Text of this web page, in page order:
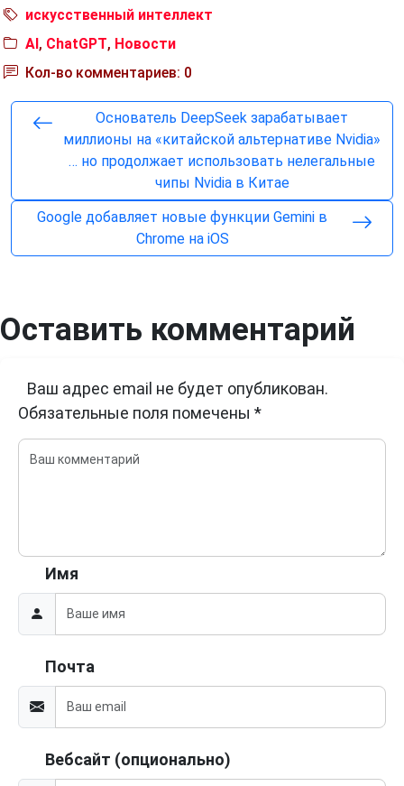
искусственный интеллект
AI , ChatGPT, Новости
Кол-во комментариев: 0
Основатель DeepSeek зарабатывает
миллионы на «китайской альтернативе Nvidia»
… но продолжает использовать нелегальные
чипы Nvidia в Китае
Google добавляет новые функции Gemini в
Chrome на iOS
Оставить комментарий
Ваш адрес email не будет опубликован.
Обязательные поля помечены *
Имя
Почта
Вебсайт (опционально)